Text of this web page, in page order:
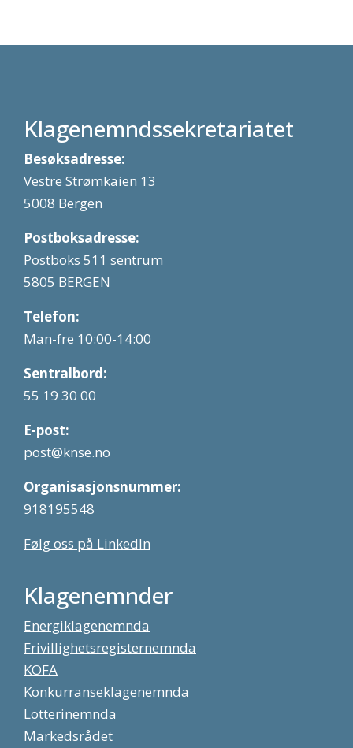
Klagenemndssekretariatet
Besøksadresse:
Vestre Strømkaien 13
5008 Bergen
Postboksadresse:
Postboks 511 sentrum
5805 BERGEN
Telefon:
Man-fre 10:00-14:00
Sentralbord:
55 19 30 00
E-post:
post@knse.no
Organisasjonsnummer:
918195548
Følg oss på LinkedIn
Klagenemnder
Energiklagenemnda
Frivillighetsregisternemnda
KOFA
Konkurranseklagenemnda
Lotterinemnda
Markedsrådet